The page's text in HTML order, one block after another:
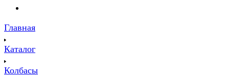
Главная
Каталог
Колбасы